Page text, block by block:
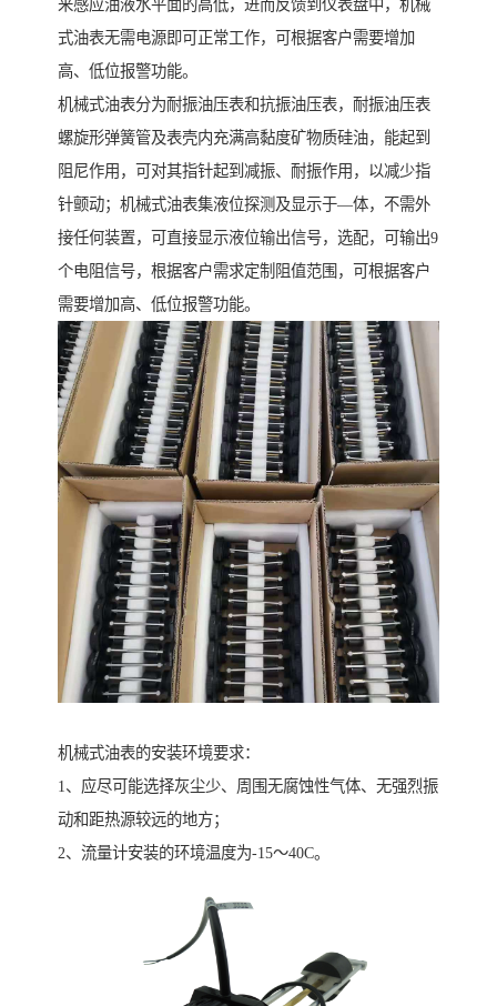
来感应油液水平面的高低，进而反馈到仪表盘中，机械
式油表无需电源即可正常工作，可根据客户需要增加
高、低位报警功能。
机械式油表分为耐振油压表和抗振油压表，耐振油压表
螺旋形弹簧管及表壳内充满高黏度矿物质硅油，能起到
阻尼作用，可对其指针起到减振、耐振作用，以减少指
针颤动；机械式油表集液位探测及显示于—体，不需外
接任何装置，可直接显示液位输出信号，选配，可输出9
个电阻信号，根据客户需求定制阻值范围，可根据客户
需要增加高、低位报警功能。
机械式油表的安装环境要求：
1、应尽可能选择灰尘少、周围无腐蚀性气体、无强烈振
动和距热源较远的地方；
2、流量计安装的环境温度为-15～40C。